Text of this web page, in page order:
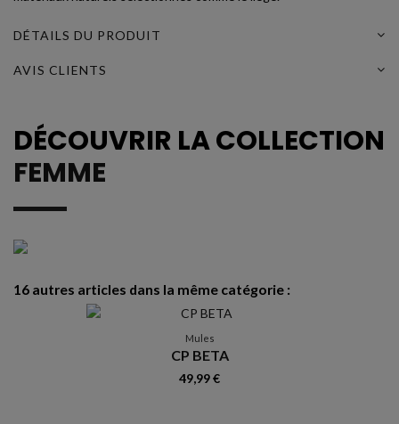
DÉTAILS DU PRODUIT
AVIS CLIENTS
DÉCOUVRIR LA COLLECTION
FEMME
16 autres articles dans la même catégorie :
Mules
CP BETA
49,99 €